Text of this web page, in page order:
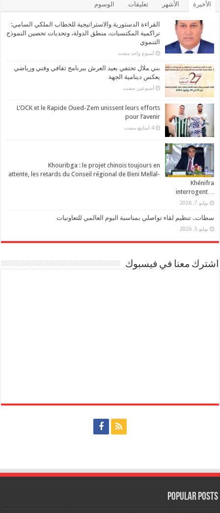
الأخيرة الأشهر تعليقات الوسوم
القراءة الدستورية والاستراتيجية للخطاب الملكي السامي:
تراكمية المكتسبات، منطق الدولة، وتحديات تحصين النموذج
التنموي
‏أسبوع واحد مضت
بني ملال تحتفي بعيد العرش ببرنامج ثقافي وفني ورياضي
يعكس دينامية الجهة
‏أسبوعين مضت
L’OCK et le Rapide Oued-Zem unissent leurs efforts
pour l’avenir
‏4 أسابيع مضت
Khouribga : le projet chinois toujours en
attente, les retards du Conseil régional de Beni Mellal-
Khénifra
…interrogent
يوليو 7, 2026
سطات.. تنظيم لقاء تواصلي بمناسبة اليوم العالمي للتعاونيات
يوليو 5, 2026
اشترك معنا في فيسبوك
Popular Posts